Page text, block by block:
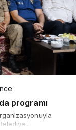
programı